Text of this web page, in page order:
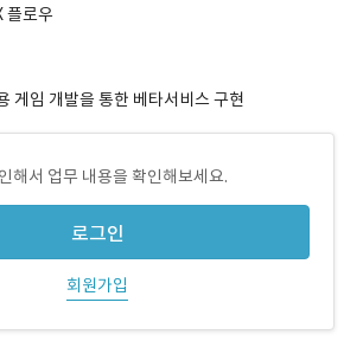
플로우
게임 개발을 통한 베타서비스 구현
해서 업무 내용을 확인해보세요.
로그인
회원가입